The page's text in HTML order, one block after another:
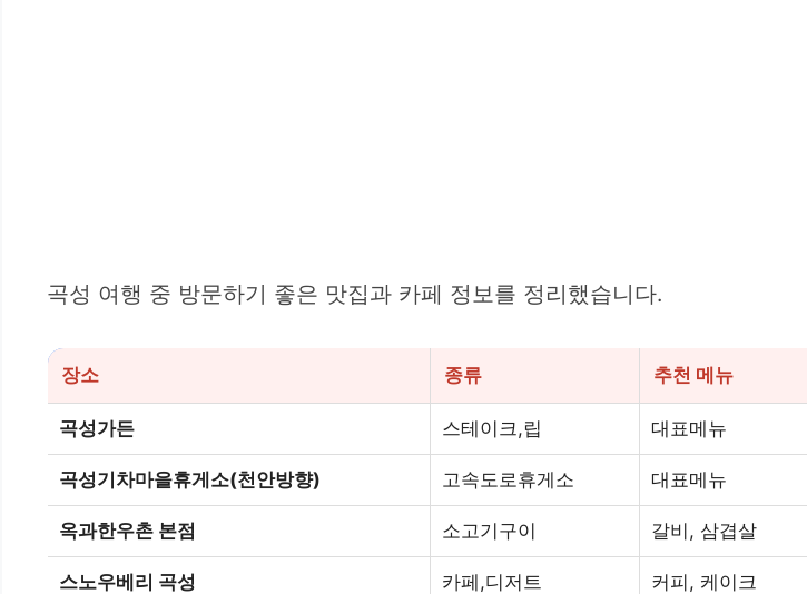
곡성 여행 중 방문하기 좋은 맛집과 카페 정보를 정리했습니다.
장소 종류 추천 메뉴
곡성가든 스테이크,립 대표메뉴
곡성기차마을휴게소(천안방향) 고속도로휴게소 대표메뉴
옥과한우촌 본점 소고기구이 갈비, 삼겹살
스노우베리 곡성 카페,디저트 커피, 케이크